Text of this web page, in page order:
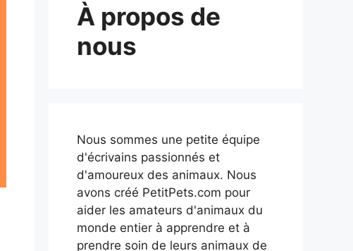
À propos de
nous
Nous sommes une petite équipe
d'écrivains passionnés et
d'amoureux des animaux. Nous
avons créé PetitPets.com pour
aider les amateurs d'animaux du
monde entier à apprendre et à
prendre soin de leurs animaux de